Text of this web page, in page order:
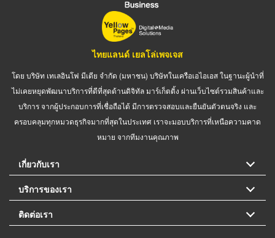
ไทยแลนด์ เยลโล่เพจเจส
โดย บริษัท เทเลอินโฟ มีเดีย จำกัด (มหาชน) บริษัทในเครือเอไอเอส ในฐานะผู้นำที่
ไม่เคยหยุดพัฒนาบริการที่ดีที่สุดด้านดิจิทัล มาร์เก็ตติ้ง ผ่านเว็บไซต์รวมสินค้าและ
บริการ จากผู้ประกอบการที่เชื่อถือได้ มีการตรวจสอบและยืนยันตัวตนจริง และ
ครอบคลุมทุกหมวดธุรกิจมากที่สุดในประเทศ เราจะมอบบริการที่เหนือความคาด
หมาย จากทีมงานคุณภาพ
เกี่ยวกับเรา
บริการของเรา
ติดต่อเรา